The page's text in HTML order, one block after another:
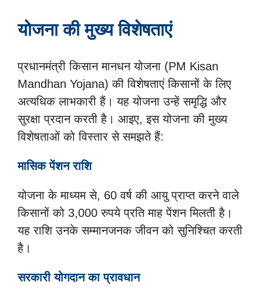
योजना की मुख्य विशेषताएं
प्रधानमंत्री किसान मानधन योजना (PM Kisan
Mandhan Yojana) की विशेषताएं किसानों के लिए
अत्यधिक लाभकारी हैं। यह योजना उन्हें समृद्धि और
सुरक्षा प्रदान करती है। आइए, इस योजना की मुख्य
विशेषताओं को विस्तार से समझते हैं:
मासिक पेंशन राशि
योजना के माध्यम से, 60 वर्ष की आयु प्राप्त करने वाले
किसानों को 3,000 रुपये प्रति माह पेंशन मिलती है।
यह राशि उनके सम्मानजनक जीवन को सुनिश्चित करती
है।
सरकारी योगदान का प्रावधान